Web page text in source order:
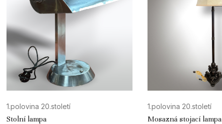
1.polovina 20.století
Stolní lampa
1.polovina 20.století
Mosazná stojací lampa